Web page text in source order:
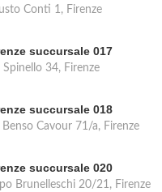
Conti 1, Firenze
succursale 017
34, Firenze
succursale 018
Cavour 71/a, Firenze
succursale 020
Brunelleschi 20/21, Firenze